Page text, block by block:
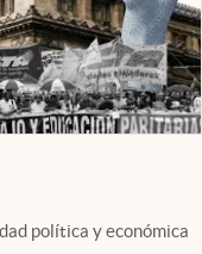
política y económica